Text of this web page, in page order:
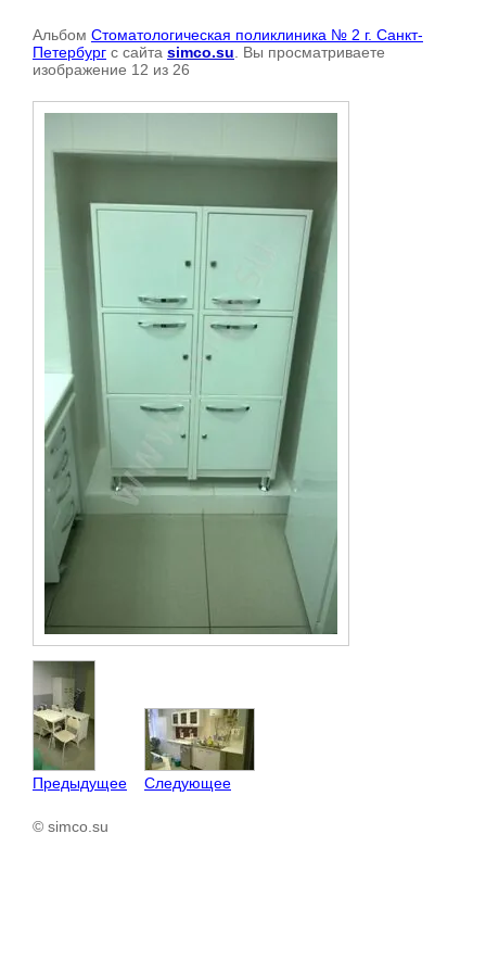
Альбом Стоматологическая поликлиника № 2 г. Санкт-
Петербург с сайта simco.su . Вы просматриваете
изображение 12 из 26
Предыдущее Следующее
© simco.su